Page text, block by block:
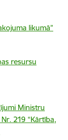
likumā”
resursu
Ministru
219 “Kārtība,